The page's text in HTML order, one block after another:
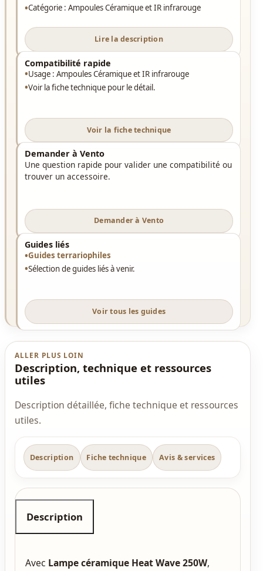
Catégorie : Ampoules Céramique et IR infrarouge
Lire la description
Compatibilité rapide
Usage : Ampoules Céramique et IR infrarouge
Voir la fiche technique pour le détail.
Voir la fiche technique
Demander à Vento
Une question rapide pour valider une compatibilité ou
trouver un accessoire.
Demander à Vento
Guides liés
Guides terrariophiles
Sélection de guides liés à venir.
Voir tous les guides
ALLER PLUS LOIN
Description, technique et ressources
utiles
Description détaillée, fiche technique et ressources
utiles.
Description Fiche technique Avis & services
Description
Avec Lampe céramique Heat Wave 250W,